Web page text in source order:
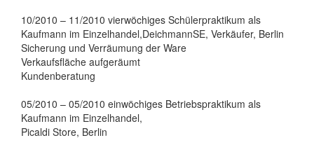
10/2010 – 11/2010 vierwöchiges Schülerpraktikum als
Kaufmann im Einzelhandel,DeichmannSE, Verkäufer, Berlin
Sicherung und Verräumung der Ware
Verkaufsfläche aufgeräumt
Kundenberatung
05/2010 – 05/2010 einwöchiges Betriebspraktikum als
Kaufmann im Einzelhandel,
Picaldi Store, Berlin